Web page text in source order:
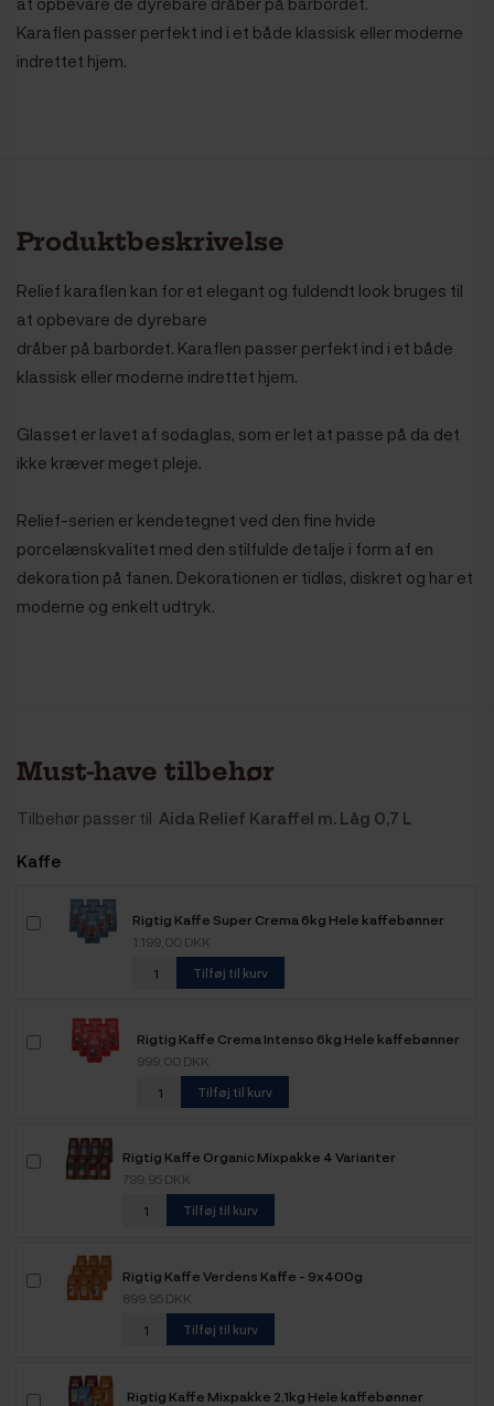
Karaflen passer perfekt ind i et både klassisk eller moderne
indrettet hjem.
Produktbeskrivelse
Relief karaflen kan for et elegant og fuldendt look bruges til
at opbevare de dyrebare
dråber på barbordet. Karaflen passer perfekt ind i et både
klassisk eller moderne indrettet hjem.
Glasset er lavet af sodaglas, som er let at passe på da det
ikke kræver meget pleje.
Relief-serien er kendetegnet ved den fine hvide
porcelænskvalitet med den stilfulde detalje i form af en
dekoration på fanen. Dekorationen er tidløs, diskret og har et
moderne og enkelt udtryk.
Must-have tilbehør
Tilbehør passer til Aida Relief Karaffel m. Låg 0,7 L
Kaffe
Rigtig Kaffe Super Crema 6kg Hele kaffebønner
1.199,00 DKK
Tilføj til kurv
Rigtig Kaffe Crema Intenso 6kg Hele kaffebønner
999,00 DKK
Tilføj til kurv
Rigtig Kaffe Organic Mixpakke 4 Varianter
799,95 DKK
Tilføj til kurv
Rigtig Kaffe Verdens Kaffe - 9x400g
899,95 DKK
Tilføj til kurv
Rigtig Kaffe Mixpakke 2,1kg Hele kaffebønner